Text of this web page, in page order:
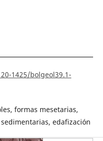
1425/bolgeol39.1-
formas mesetarias,
edafización